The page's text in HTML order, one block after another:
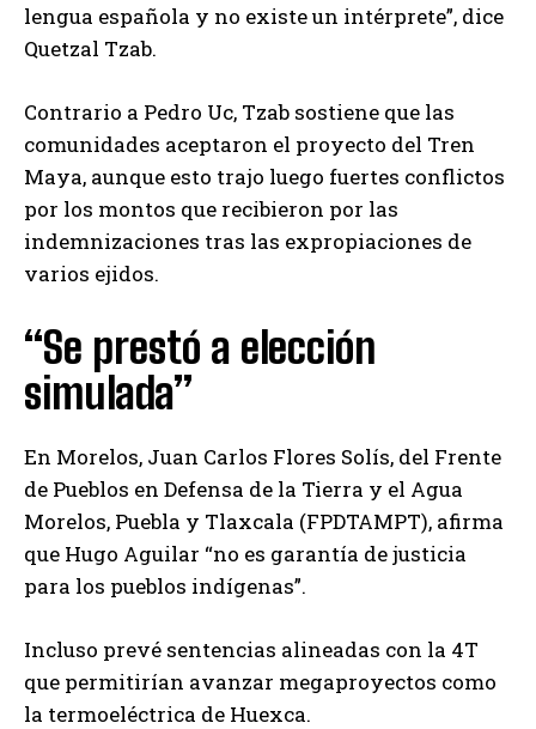
lengua española y no existe un intérprete”, dice
Quetzal Tzab.
Contrario a Pedro Uc, Tzab sostiene que las
comunidades aceptaron el proyecto del Tren
Maya, aunque esto trajo luego fuertes conflictos
por los montos que recibieron por las
indemnizaciones tras las expropiaciones de
varios ejidos.
“Se prestó a elección
simulada”
En Morelos, Juan Carlos Flores Solís, del Frente
de Pueblos en Defensa de la Tierra y el Agua
Morelos, Puebla y Tlaxcala (FPDTAMPT), afirma
que Hugo Aguilar “no es garantía de justicia
para los pueblos indígenas”.
Incluso prevé sentencias alineadas con la 4T
que permitirían avanzar megaproyectos como
la termoeléctrica de Huexca.